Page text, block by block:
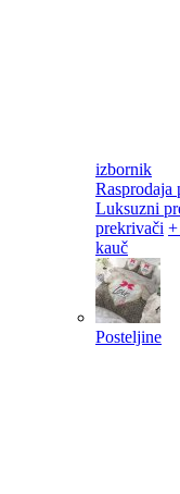
izbornik
Rasprodaja
Luksuzni
prekrivači +
kauč
Posteljine